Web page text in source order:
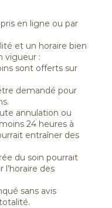
en ligne ou par
et un horaire bien
vigueur :
sont offerts sur
demandé pour
annulation ou
24 heures à
entraîner des
du soin pourrait
des
sans avis